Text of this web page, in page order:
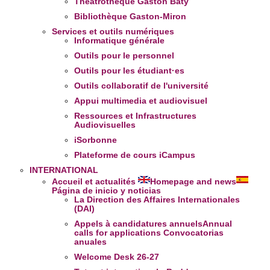
médias sociaux et d'analyser notre trafic. Nous
partageons également des informations sur l'utilisation de
notre site avec nos partenaires de médias sociaux, de
publicité et d'analyse, qui peuvent combiner celles-ci avec
d'autres informations que vous leur avez fournies ou qu'ils
ont collectées lors de votre utilisation de leurs services.
Bibliothèque Gaston-Miron
Services et outils numériques
Informatique générale
Outils pour le personnel
Outils pour les étudiant·es
Outils collaboratif de l'université
Appui multimedia et audiovisuel
Ressources et Infrastructures
Audiovisuelles
iSorbonne
Plateforme de cours iCampus
INTERNATIONAL
Accueil et actualités
Homepage and news
Página de inicio y noticias
La Direction des Affaires Internationales
(DAI)
Appels à candidatures annuelsAnnual
calls for applications Convocatorias
anuales
Welcome Desk 26-27